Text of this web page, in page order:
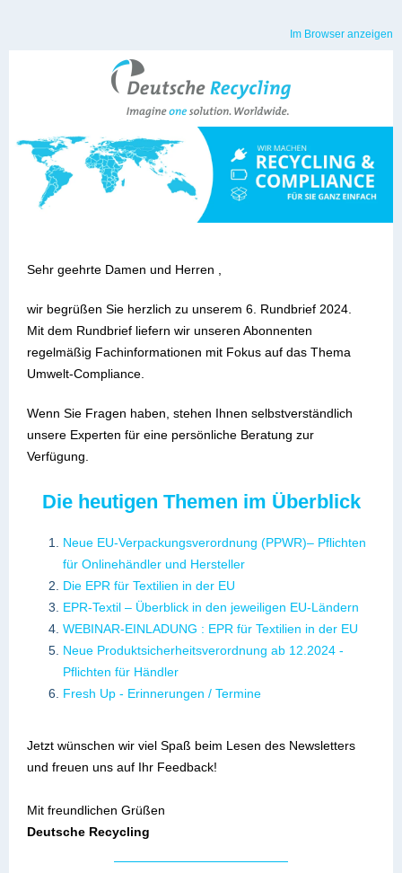
Im Browser anzeigen
Sehr geehrte Damen und Herren ,
wir begrüßen Sie herzlich zu unserem 6. Rundbrief 2024.
Mit dem Rundbrief liefern wir unseren Abonnenten
regelmäßig Fachinformationen mit Fokus auf das Thema
Umwelt-Compliance.
Wenn Sie Fragen haben, stehen Ihnen selbstverständlich
unsere Experten für eine persönliche Beratung zur
Verfügung.
Die heutigen Themen im Überblick
Neue EU-Verpackungsverordnung (PPWR)– Pflichten
für Onlinehändler und Hersteller
Die EPR für Textilien in der EU
EPR-Textil – Überblick in den jeweiligen EU-Ländern
WEBINAR-EINLADUNG : EPR für Textilien in der EU
Neue Produktsicherheitsverordnung ab 12.2024 -
Pflichten für Händler
Fresh Up - Erinnerungen / Termine
Jetzt wünschen wir viel Spaß beim Lesen des Newsletters
und freuen uns auf Ihr Feedback!
Mit freundlichen Grüßen
Deutsche Recycling